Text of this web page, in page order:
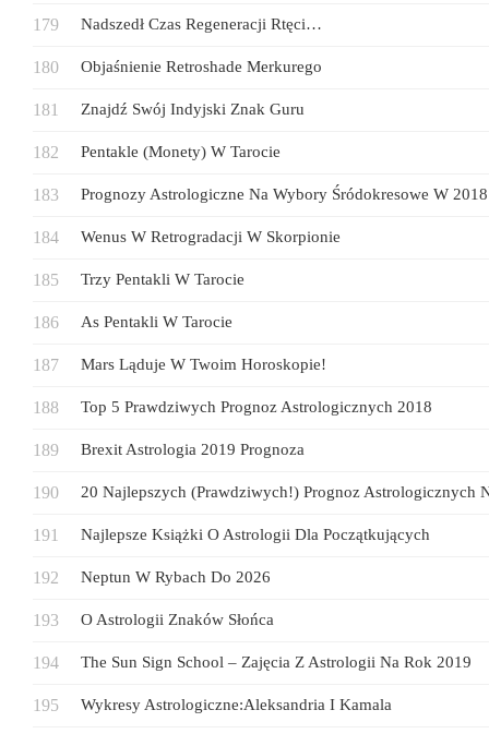
Nadszedł Czas Regeneracji Rtęci…
Objaśnienie Retroshade Merkurego
Znajdź Swój Indyjski Znak Guru
Pentakle (monety) W Tarocie
Prognozy Astrologiczne Na Wybory Śródokresowe W
Wenus W Retrogradacji W Skorpionie
Trzy Pentakli W Tarocie
As Pentakli W Tarocie
Mars Ląduje W Twoim Horoskopie!
Top 5 Prawdziwych Prognoz Astrologicznych 2018
Brexit Astrologia 2019 Prognoza
20 Najlepszych (prawdziwych!) Prognoz Astrologicznych
Najlepsze Książki O Astrologii Dla Początkujących
Neptun W Rybach Do 2026
O Astrologii Znaków Słońca
The Sun Sign School – Zajęcia Z Astrologii Na Rok 2019
Wykresy Astrologiczne:Aleksandria I Kamala